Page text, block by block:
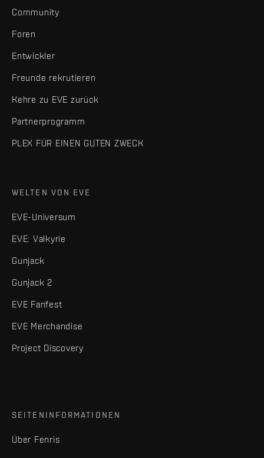
Community
Foren
Entwickler
Freunde rekrutieren
Kehre zu EVE zurück
Partnerprogramm
PLEX FÜR EINEN GUTEN ZWECK
WELTEN VON EVE
EVE-Universum
EVE: Valkyrie
Gunjack
Gunjack 2
EVE Fanfest
EVE Merchandise
Project Discovery
SEITENINFORMATIONEN
Über Fenris